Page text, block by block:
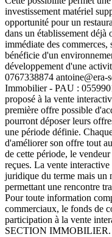
investissement matériel
opportunité pour un
dans un établissement
immédiate des
bénéficie d'un
développement d'une
0767338874
Immobilier - PAU :
proposé à la vente
première offre possible
pourront déposer leurs
une période définie.
d'améliorer son offre tout
de cette période, le
reçues. La vente interactive
juridique du terme mais un
permettant une rencontre
Pour toute information
commerciaux, le fonds de
participation à la vente
SECTION IMMOBILIER.